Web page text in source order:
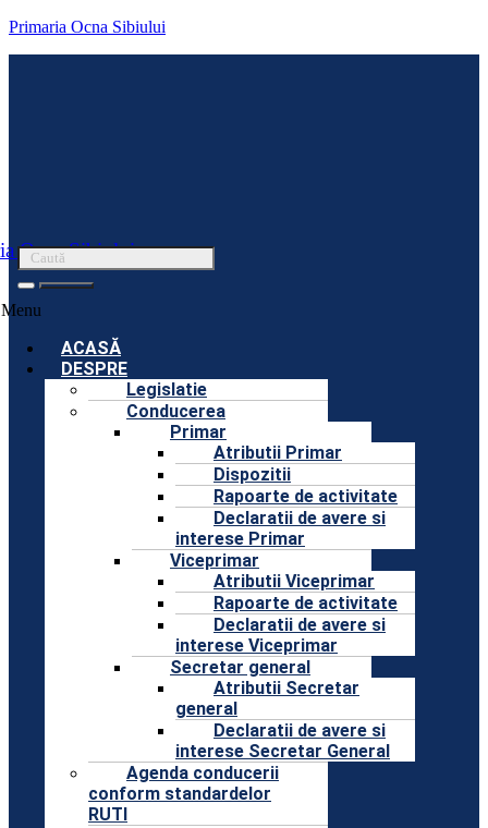
Primaria Ocna Sibiului
Ocna Sibiului
Menu
ACASĂ
DESPRE
Legislatie
Conducerea
Primar
Atributii Primar
Dispozitii
Rapoarte de activitate
Declaratii de avere si
interese Primar
Viceprimar
Atributii Viceprimar
Rapoarte de activitate
Declaratii de avere si
interese Viceprimar
Secretar general
Atributii Secretar
general
Declaratii de avere si
interese Secretar General
Agenda conducerii
conform standardelor
RUTI